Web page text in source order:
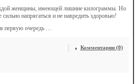
женщины, имеющей лишние килограммы. Но
сильно напрягаться и не навредить здоровью!
первую очередь …
Комментарии (0)